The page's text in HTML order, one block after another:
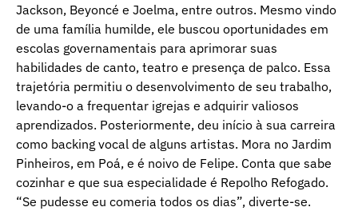
Jackson, Beyoncé e Joelma, entre outros. Mesmo vindo
de uma família humilde, ele buscou oportunidades em
escolas governamentais para aprimorar suas
habilidades de canto, teatro e presença de palco. Essa
trajetória permitiu o desenvolvimento de seu trabalho,
levando-o a frequentar igrejas e adquirir valiosos
aprendizados. Posteriormente, deu início à sua carreira
como backing vocal de alguns artistas. Mora no Jardim
Pinheiros, em Poá, e é noivo de Felipe. Conta que sabe
cozinhar e que sua especialidade é Repolho Refogado.
“Se pudesse eu comeria todos os dias”, diverte-se.